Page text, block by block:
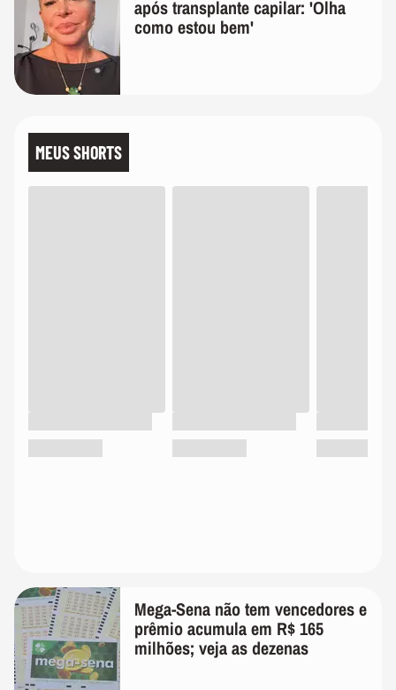
após transplante capilar: 'Olha
como estou bem'
MEUS SHORTS
Mega-Sena não tem vencedores e
prêmio acumula em R$ 165
milhões; veja as dezenas